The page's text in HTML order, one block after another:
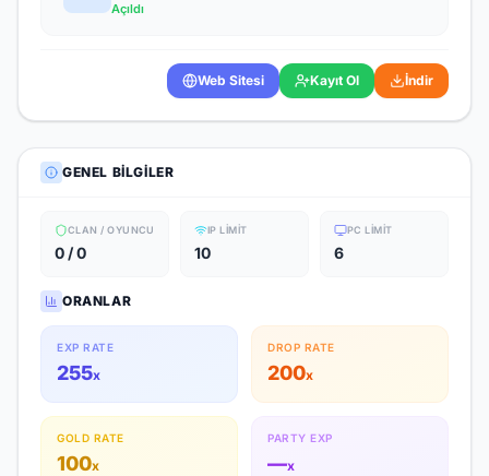
Açıldı
Web Sitesi Kayıt Ol İndir
GENEL BILGILER
CLAN / OYUNCU
0 / 0
IP LIMIT
10
PC LIMIT
6
ORANLAR
EXP RATE
255x
DROP RATE
200x
GOLD RATE
100x
PARTY EXP
—x